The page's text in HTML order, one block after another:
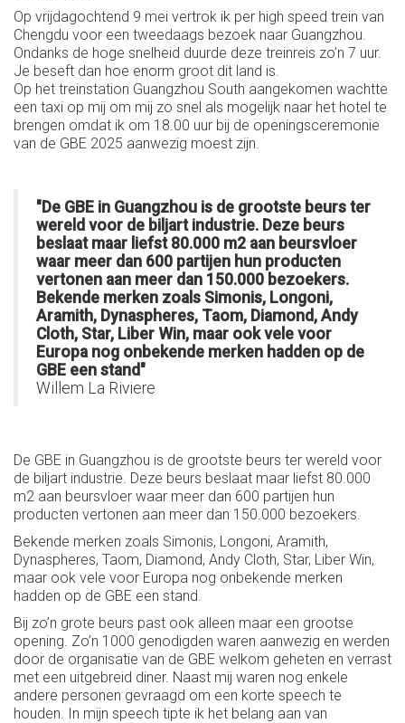
Op vrijdagochtend 9 mei vertrok ik per high speed trein van
Chengdu voor een tweedaags bezoek naar Guangzhou.
Ondanks de hoge snelheid duurde deze treinreis zo’n 7 uur.
Je beseft dan hoe enorm groot dit land is.
Op het treinstation Guangzhou South aangekomen wachtte
een taxi op mij om mij zo snel als mogelijk naar het hotel te
brengen omdat ik om 18.00 uur bij de openingsceremonie
van de GBE 2025 aanwezig moest zijn.
"De GBE in Guangzhou is de grootste beurs ter
wereld voor de biljart industrie. Deze beurs
beslaat maar liefst 80.000 m2 aan beursvloer
waar meer dan 600 partijen hun producten
vertonen aan meer dan 150.000 bezoekers.
Bekende merken zoals Simonis, Longoni,
Aramith, Dynaspheres, Taom, Diamond, Andy
Cloth, Star, Liber Win, maar ook vele voor
Europa nog onbekende merken hadden op de
GBE een stand"
Willem La Riviere
De GBE in Guangzhou is de grootste beurs ter wereld voor
de biljart industrie. Deze beurs beslaat maar liefst 80.000
m2 aan beursvloer waar meer dan 600 partijen hun
producten vertonen aan meer dan 150.000 bezoekers.
Bekende merken zoals Simonis, Longoni, Aramith,
Dynaspheres, Taom, Diamond, Andy Cloth, Star, Liber Win,
maar ook vele voor Europa nog onbekende merken
hadden op de GBE een stand.
Bij zo’n grote beurs past ook alleen maar een grootse
opening. Zo’n 1000 genodigden waren aanwezig en werden
door de organisatie van de GBE welkom geheten en verrast
met een uitgebreid diner. Naast mij waren nog enkele
andere personen gevraagd om een korte speech te
houden. In mijn speech tipte ik het belang aan van